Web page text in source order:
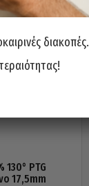
130° PTG
17,5mm
διακοπές.